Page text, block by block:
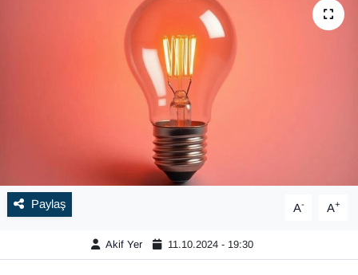
Paylaş A- A+
Akif Yer 11.10.2024 - 19:30